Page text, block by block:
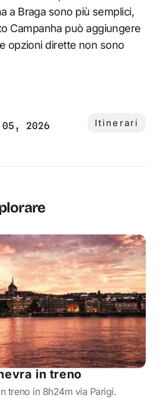
a Braga sono più semplici,
Campanha può aggiungere
opzioni dirette non sono
2026 Itinerari
in treno
treno in 8h24m via Parigi.